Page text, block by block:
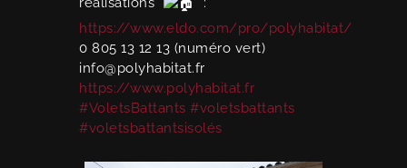
réalisations
:
https://www.eldo.com/pro/polyhabitat/
0 805 13 12 13 (numéro vert)
info@polyhabitat.fr
https://www.polyhabitat.fr
#VoletsBattants #voletsbattants
#voletsbattantsisolés